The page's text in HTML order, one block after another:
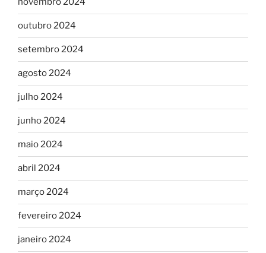
outubro 2024
setembro 2024
agosto 2024
julho 2024
junho 2024
maio 2024
abril 2024
março 2024
fevereiro 2024
janeiro 2024